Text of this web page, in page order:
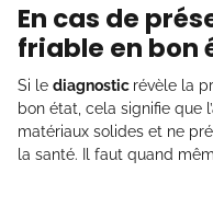
En cas de
friable en bon
Si le diagnostic révèle la
bon état, cela signifie que
matériaux solides et ne
la santé. Il faut quand